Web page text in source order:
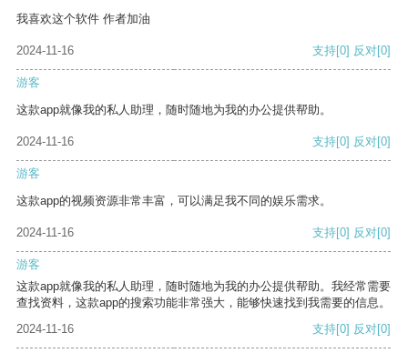
我喜欢这个软件 作者加油
2024-11-16 支持[0] 反对[0]
游客
这款app就像我的私人助理，随时随地为我的办公提供帮助。
2024-11-16 支持[0] 反对[0]
游客
这款app的视频资源非常丰富，可以满足我不同的娱乐需求。
2024-11-16 支持[0] 反对[0]
游客
这款app就像我的私人助理，随时随地为我的办公提供帮助。我经常需要
查找资料，这款app的搜索功能非常强大，能够快速找到我需要的信息。
2024-11-16
支持[0] 反对[0]